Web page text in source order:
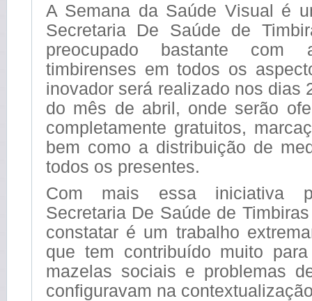
A Semana da Saúde Visual é
Secretaria De Saúde de
preocupado bastante
timbirenses em todos os
inovador será realizado nos dias
do mês de abril, onde serão
completamente gratuitos,
bem como a distribuição de
todos os presentes.
Com mais essa iniciativa
Secretaria De Saúde de
constatar é um trabalho
que tem contribuído muito
mazelas sociais e problemas
configuravam na